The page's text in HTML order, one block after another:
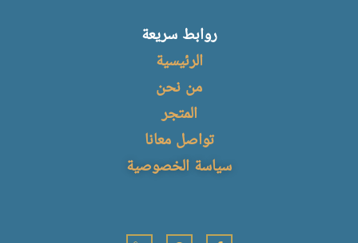
روابط سريعة
الرئيسية
من نحن
المتجر
تواصل معانا
سياسة الخصوصية